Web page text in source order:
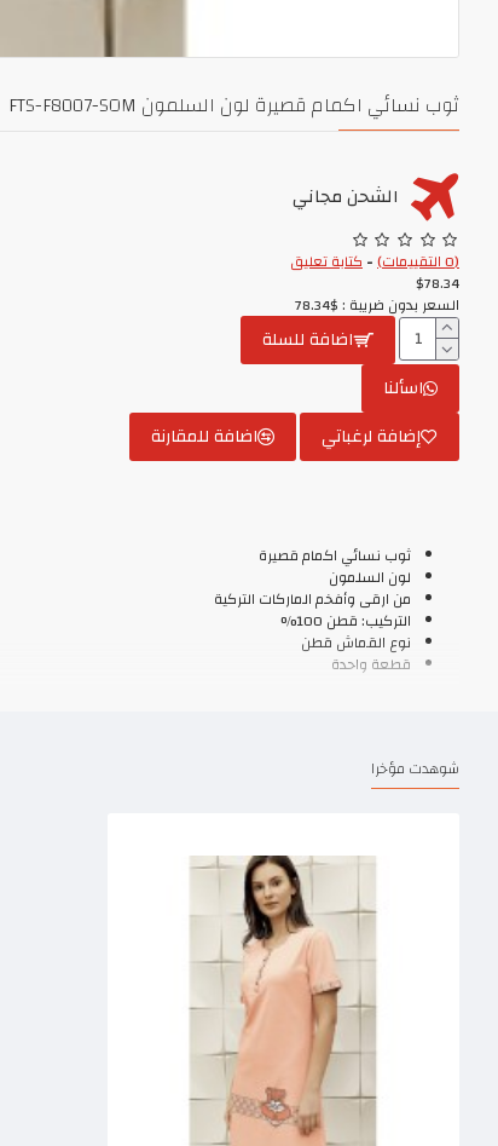
ثوب نسائي اكمام قصيرة لون السلمون FTS-F8007-SOM
الشحن مجاني
(0 التقييمات) -كتابة تعليق
$78.34
السعر بدون ضريبة : $78.34
اضافة للسلة
اسألنا
إضافة لرغباتي
اضافة للمقارنة
ثوب نسائي اكمام قصيرة
لون السلمون
من ارقى وأفخم الماركات التركية
التركيب: قطن 100%
نوع القماش قطن
قطعة واحدة
شوهدت مؤخرا